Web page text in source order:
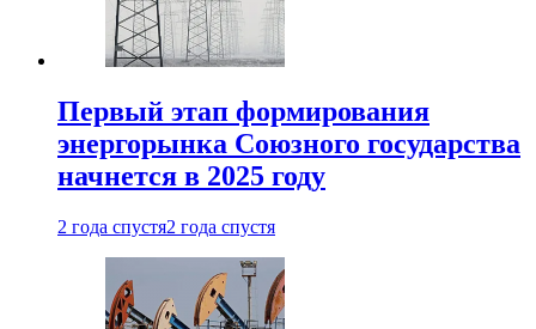
Первый этап формирования
энергорынка Союзного государства
начнется в 2025 году
2 года спустя2 года спустя